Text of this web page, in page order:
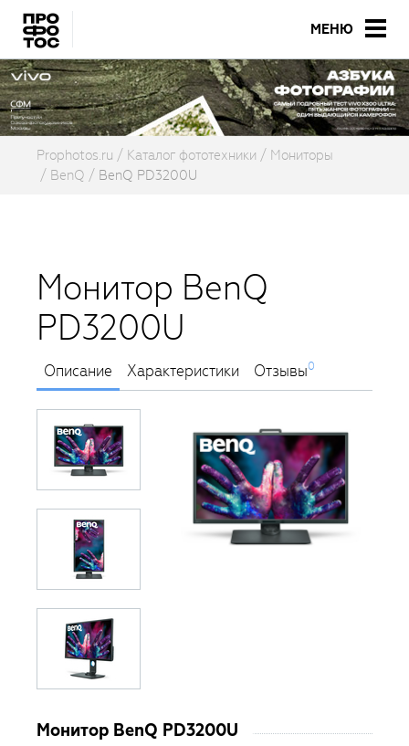
МЕНЮ
Prophotos.ru Каталог фототехники
Мониторы
BenQ
BenQ PD3200U
Монитор BenQ
PD3200U
Описание Характеристики Отзывы0
Монитор BenQ PD3200U